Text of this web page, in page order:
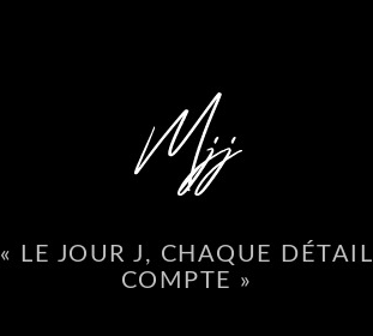
« LE JOUR J, CHAQUE DÉTAIL
COMPTE »